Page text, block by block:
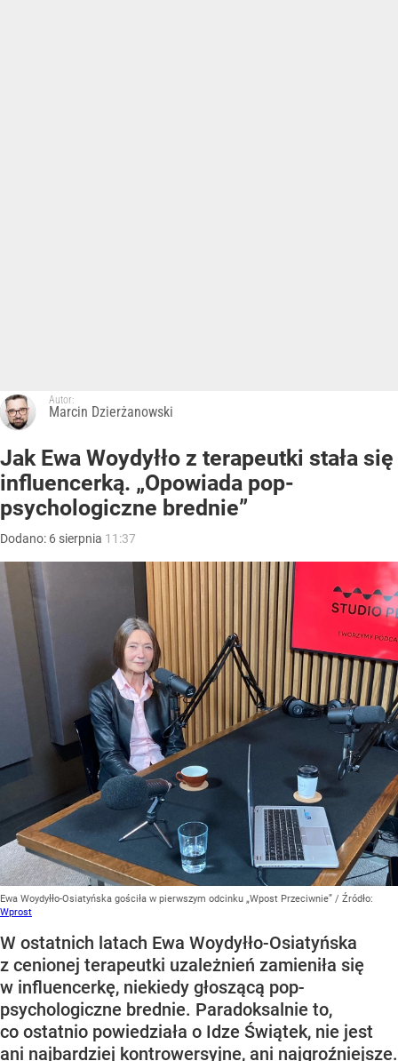
Autor:
Marcin Dzierżanowski
Jak Ewa Woydyłło z terapeutki stała się
influencerką. „Opowiada pop-
psychologiczne brednie”
Dodano: 6 sierpnia 11:37
Ewa Woydyłło-Osiatyńska gościła w pierwszym odcinku „Wpost Przeciwnie” / Źródło:
Wprost
W ostatnich latach Ewa Woydyłło-Osiatyńska
z cenionej terapeutki uzależnień zamieniła się
w influencerkę, niekiedy głoszącą pop-
psychologiczne brednie. Paradoksalnie to,
co ostatnio powiedziała o Idze Świątek, nie jest
ani najbardziej kontrowersyjne, ani najgroźniejsze.